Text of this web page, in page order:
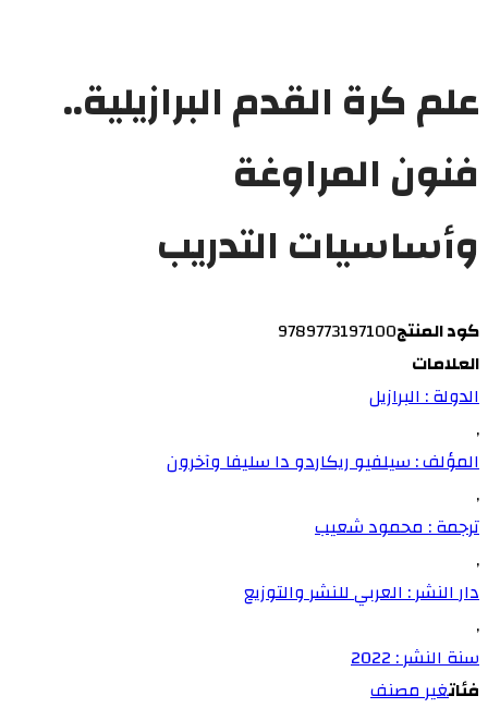
علم كرة القدم البرازيلية..
فنون المراوغة
وأساسيات التدريب
كود المنتج9789773197100
العلامات
الدولة : البرازيل
,
المؤلف : سيلفيو ريكاردو دا سليفا وآخرون
,
ترجمة : محمود شعيب
,
دار النشر : العربي للنشر والتوزيع
,
سنة النشر : 2022
فئاتغير مصنف